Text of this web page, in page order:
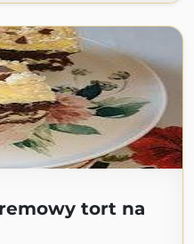
tort na